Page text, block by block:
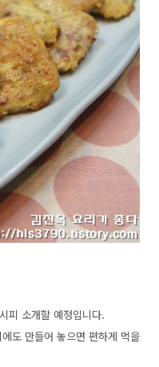
피 소개할 예정입니다.
도 만들어 놓으면 편하게 먹을